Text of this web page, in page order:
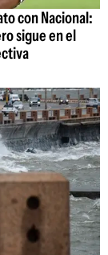
con Nacional:
sigue en el